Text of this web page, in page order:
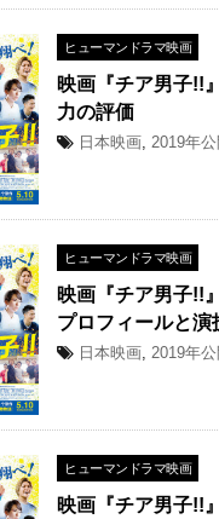
ヒューマンドラマ映画
映画『チア男子!!
力の評価
日本映画, 2019年公
ヒューマンドラマ映画
映画『チア男子!!
プロフィールと演
日本映画, 2019年公
ヒューマンドラマ映画
映画『チア男子!!